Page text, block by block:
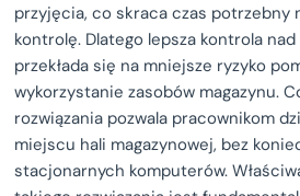
przyjęcia, co skraca czas potrzebny
kontrolę. Dlatego lepsza kontrola
przekłada się na mniejsze ryzyko
wykorzystanie zasobów magazynu.
rozwiązania pozwala pracownikom
miejscu hali magazynowej, bez
stacjonarnych komputerów.